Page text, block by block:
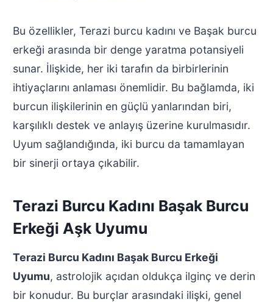
Bu özellikler, Terazi burcu kadını ve Başak burcu
erkeği arasında bir denge yaratma potansiyeli
sunar. İlişkide, her iki tarafın da birbirlerinin
ihtiyaçlarını anlaması önemlidir. Bu bağlamda, iki
burcun ilişkilerinin en güçlü yanlarından biri,
karşılıklı destek ve anlayış üzerine kurulmasıdır.
Uyum sağlandığında, iki burcu da tamamlayan
bir sinerji ortaya çıkabilir.
Terazi Burcu Kadını Başak Burcu
Erkeği Aşk Uyumu
Terazi Burcu Kadını Başak Burcu Erkeği
Uyumu, astrolojik açıdan oldukça ilginç ve derin
bir konudur. Bu burçlar arasındaki ilişki, genel